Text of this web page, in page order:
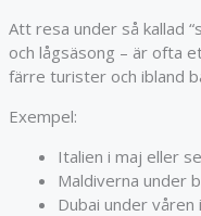
Att resa under så kallad
och lågsäsong – är ofta
färre turister och ibland
Exempel:
Italien i maj eller
Maldiverna under
Dubai under